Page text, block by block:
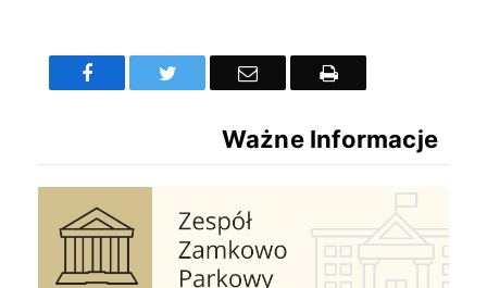
FacebookTwitter Email Drukuj
Ważne Informacje